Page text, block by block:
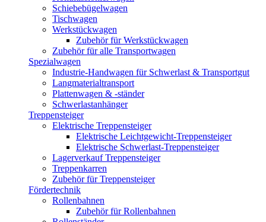
Schiebebügelwagen
Tischwagen
Werkstückwagen
Zubehör für Werkstückwagen
Zubehör für alle Transportwagen
Spezialwagen
Industrie-Handwagen für Schwerlast & Transportgut
Langmaterialtransport
Plattenwagen & -ständer
Schwerlastanhänger
Treppensteiger
Elektrische Treppensteiger
Elektrische Leichtgewicht-Treppensteiger
Elektrische Schwerlast-Treppensteiger
Lagerverkauf Treppensteiger
Treppenkarren
Zubehör für Treppensteiger
Fördertechnik
Rollenbahnen
Zubehör für Rollenbahnen